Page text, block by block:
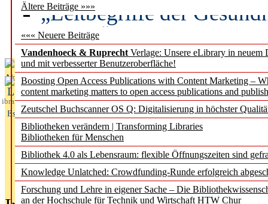
Ältere Beiträge »»»
««« Neuere Beiträge
Vandenhoeck & Ruprecht Verlage: Unsere eLibrary in neuem
und mit verbesserter Benutzeroberfläche!
Boosting Open Access Publications with Content Marketing –
content marketing matters to open access publications and
Zeutschel Buchscanner OS Q: Digitalisierung in höchster
Bibliotheken verändern | Transforming Libraries
Bibliotheken für Menschen
Bibliothek 4.0 als Lebensraum: flexible Öffnungszeiten sind
Knowledge Unlatched: Crowdfunding-Runde erfolgreich
Forschung und Lehre in eigener Sache – Die
an der Hochschule für Technik und Wirtschaft HTW Chur
„Leitbegriffe der
des BIÖG erscheinen
Aktuelles aus
L
ibrary
Essentials